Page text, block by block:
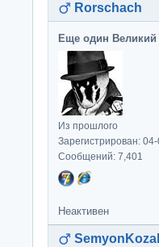
Rorschach
Еще один Великий
Из прошлого
Зарегистрирован:
Сообщений: 7,401
Неактивен